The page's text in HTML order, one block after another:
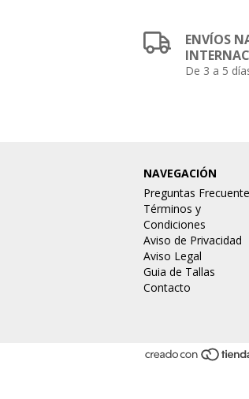
ENVÍOS
De 3 a 5
NAVEGACIÓN
Preguntas
Términos y
Condiciones
Aviso de Privacidad
Aviso Legal
Guia de Tallas
Contacto